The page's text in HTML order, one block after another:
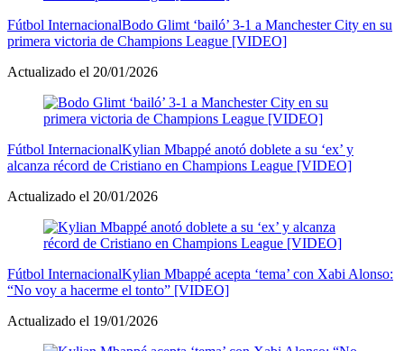
Fútbol InternacionalBodo Glimt ‘bailó’ 3-1 a Manchester City en su
primera victoria de Champions League [VIDEO]
Actualizado el 20/01/2026
Fútbol InternacionalKylian Mbappé anotó doblete a su ‘ex’ y
alcanza récord de Cristiano en Champions League [VIDEO]
Actualizado el 20/01/2026
Fútbol InternacionalKylian Mbappé acepta ‘tema’ con Xabi Alonso:
“No voy a hacerme el tonto” [VIDEO]
Actualizado el 19/01/2026